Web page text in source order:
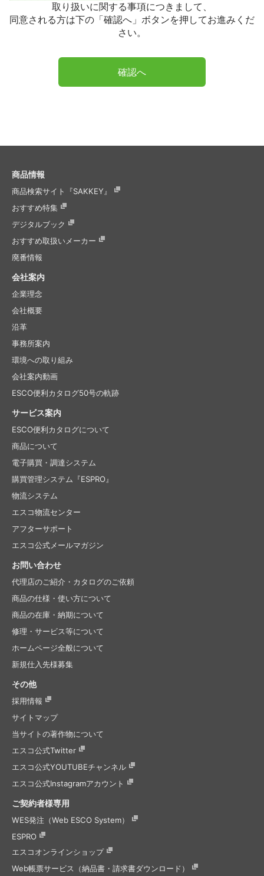
取り扱いに関する事項につきまして、
同意される方は下の「確認へ」ボタンを押してお進みくだ
さい。
確認へ
商品情報
商品検索サイト『SAKKEY』
おすすめ特集
デジタルブック
おすすめ取扱いメーカー
廃番情報
会社案内
企業理念
会社概要
沿革
事務所案内
環境への取り組み
会社案内動画
ESCO便利カタログ50号の軌跡
サービス案内
ESCO便利カタログについて
商品について
電子購買・調達システム
購買管理システム『ESPRO』
物流システム
エスコ物流センター
アフターサポート
エスコ公式メールマガジン
お問い合わせ
代理店のご紹介・ カタログのご依頼
商品の仕様・使い方について
商品の在庫・納期について
修理・サービス等について
ホームページ全般について
新規仕入先様募集
その他
採用情報
サイトマップ
当サイトの著作物について
エスコ公式Twitter
エスコ公式YOUTUBEチャンネル
エスコ公式Instagramアカウント
ご契約者様専用
WES発注（Web ESCO System）
ESPRO
エスコオンラインショップ
Web帳票サービス（納品書・請求書ダウンロード）